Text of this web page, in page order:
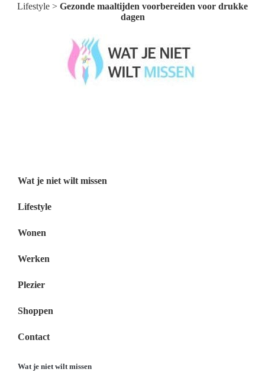
Lifestyle > Gezonde maaltijden voorbereiden voor drukke
dagen
Wat je niet wilt missen
Lifestyle
Wonen
Werken
Plezier
Shoppen
Contact
Wat je niet wilt missen